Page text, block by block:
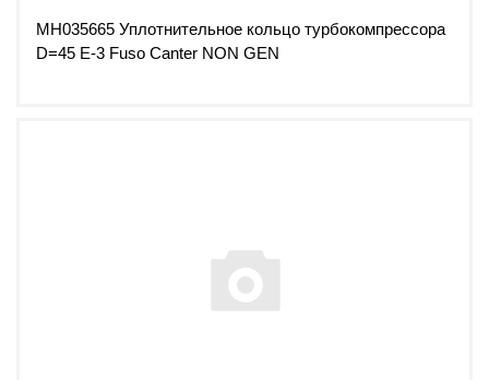
MH035665 Уплотнительное кольцо турбокомпрессора
D=45 Е-3 Fuso Canter NON GEN